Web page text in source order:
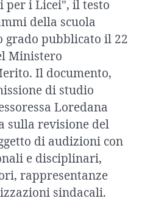
per i Licei", il testo
della scuola
grado pubblicato il 22
Ministero
Il documento,
di studio
Loredana
sulla revisione del
di audizioni con
e disciplinari,
rappresentanze
sindacali.